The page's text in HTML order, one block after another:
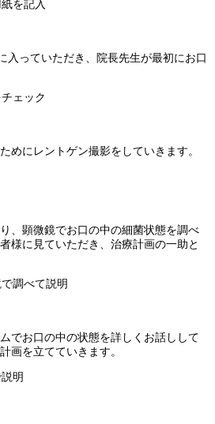
入っていただき、院長先生が最初にお口
めにレントゲン撮影をしていきます。
、顕微鏡でお口の中の細菌状態を調べ
様に見ていただき、治療計画の一助と
でお口の中の状態を詳しくお話しして
画を立てていきます。